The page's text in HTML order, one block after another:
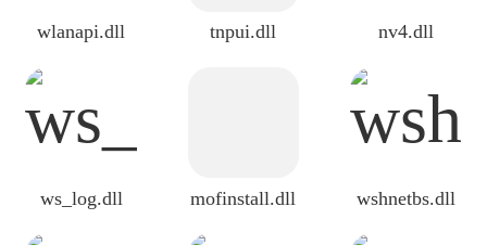
wlanapi.dll tnpui.dll nv4.dll
ws_log.dll mofinstall.dll wshnetbs.dll